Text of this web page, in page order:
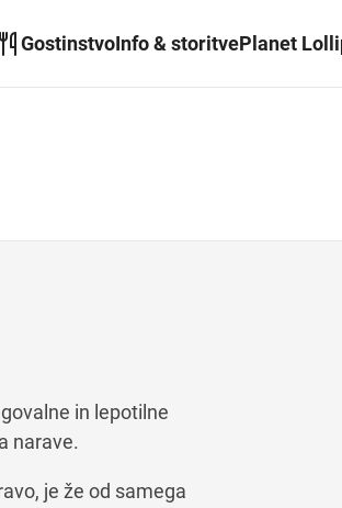
GostinstvoInfo & storitvePlanet
in lepotilne
narave.
je že od samega